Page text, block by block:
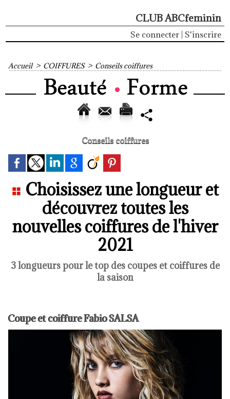
CLUB ABCfeminin
Se connecter S'inscrire
Accueil > COIFFURES > Conseils coiffures
Conseils coiffures
Choisissez une longueur et
découvrez toutes les
nouvelles coiffures de l'hiver
2021
3 longueurs pour le top des coupes et coiffures de
la saison
Coupe et coiffure Fabio SALSA